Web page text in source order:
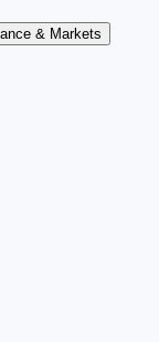
& Markets